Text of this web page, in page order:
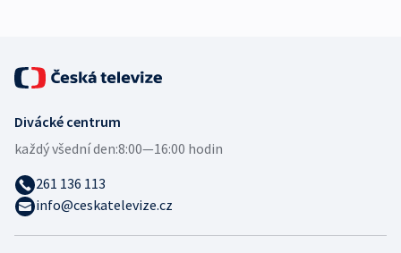
Divácké centrum
každý všední den:8:00—16:00 hodin
261 136 113
info@ceskatelevize.cz